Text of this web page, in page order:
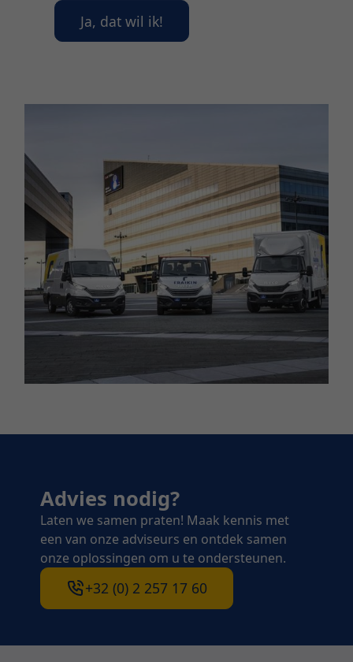
Ja, dat wil ik!
Advies nodig?
Laten we samen praten! Maak kennis met
een van onze adviseurs en ontdek samen
onze oplossingen om u te ondersteunen.
+32 (0) 2 257 17 60